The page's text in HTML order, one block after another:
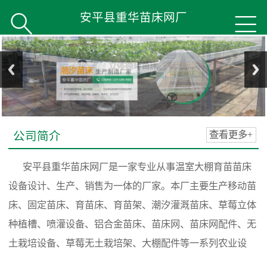

 安平县重华苗床网厂
公司简介 查看更多+
安平县重华苗床网厂是一家专业从事温室大棚育苗苗床
设备设计、生产、销售为一体的厂家。本厂主要生产移动苗
床、固定苗床、育苗床、育苗架、潮汐灌溉苗床、草莓立体
种植槽、喷灌设备、铝合金苗床、苗床网、苗床网配件、无
土栽培设备、草莓无土栽培架、大棚配件等一系列农业设